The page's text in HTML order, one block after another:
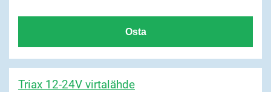
Triax 12-24V virtalähde